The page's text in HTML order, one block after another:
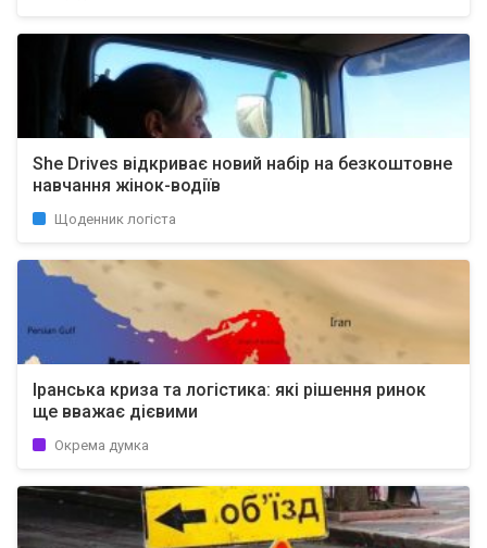
She Drives відкриває новий набір на безкоштовне
навчання жінок-водіїв
Щоденник логіста
Іранська криза та логістика: які рішення ринок
ще вважає дієвими
Окрема думка